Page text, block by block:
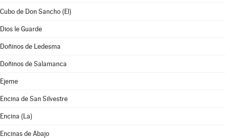
Cubo de Don Sancho (El)
Dios le Guarde
Doñinos de Ledesma
Doñinos de Salamanca
Ejeme
Encina de San Silvestre
Encina (La)
Encinas de Abajo